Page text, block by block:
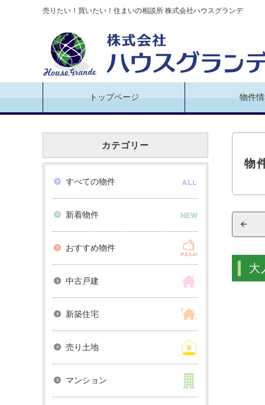
売りたい！買いたい！住まいの相談所 株式会社ハウスグランデ
トップページ 物件
物
大
カテゴリー
すべての物件
新着物件
おすすめ物件
中古戸建
新築住宅
売り土地
マンション